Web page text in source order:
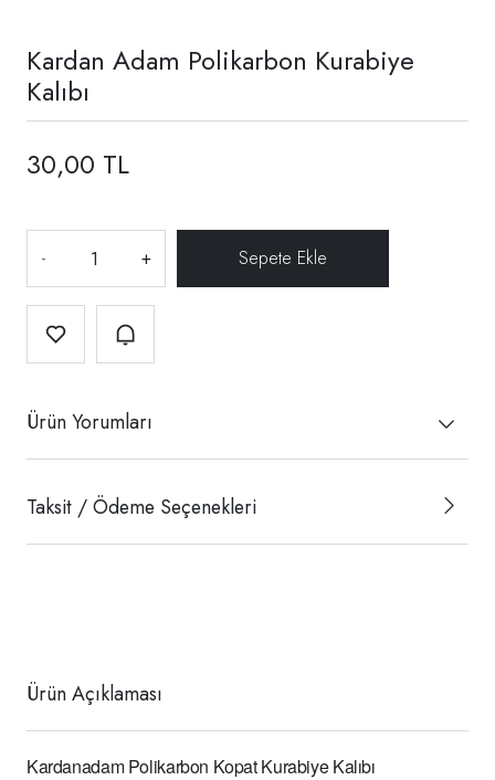
Kardan Adam Polikarbon Kurabiye
Kalıbı
30,00 TL
- +
Ürün Yorumları
Taksit / Ödeme Seçenekleri
Ürün Açıklaması
Kardanadam Polikarbon Kopat Kurabiye Kalıbı